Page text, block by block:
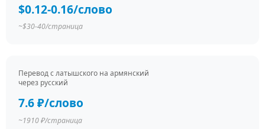
$0.12-0.16/слово
~$30-40/страница
Перевод c латышского на армянский
через русский
7.6 ₽/слово
~1910 ₽/страница